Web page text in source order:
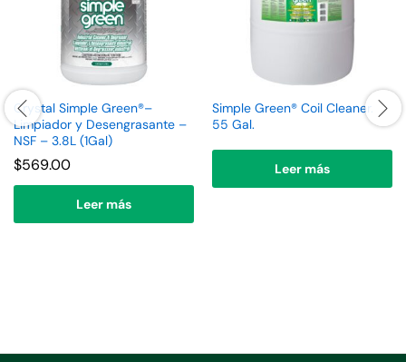
Crystal Simple Green®–
Limpiador y Desengrasante –
NSF – 3.8L (1Gal)
$569.00
Leer más
Simple Green® Coil Cleaner.
55 Gal.
Leer más